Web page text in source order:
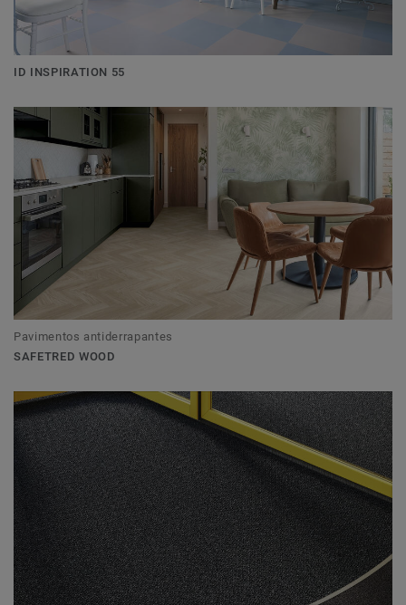
ID INSPIRATION 55
Pavimentos antiderrapantes
SAFETRED WOOD